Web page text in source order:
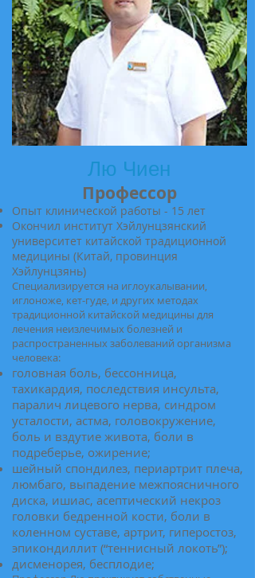
Опыт клинической работы - 15 лет
Окончил институт Хэйлунцзянский
университет китайской традиционной
медицины (Китай, провинция
Хэйлунцзянь)
Лю Чиен
Профессор
Специализируется на иглоукалывании,
иглоноже, кет-гуде, и других методах
традиционной китайской медицины для
лечения неизлечимых болезней и
распространенных заболеваний организма
человека:
головная боль, бессонница,
тахикардия, последствия инсульта,
паралич лицевого нерва, синдром
усталости, астма, головокружение,
боль и вздутие живота, боли в
подреберье, ожирение;
шейный спондилез, периартрит плеча,
люмбаго, выпадение межпоясничного
диска, ишиас, асептический некроз
головки бедренной кости, боли в
коленном суставе, артрит, гиперостоз,
эпикондиллит (“теннисный локоть”);
дисменорея, бесплодие;